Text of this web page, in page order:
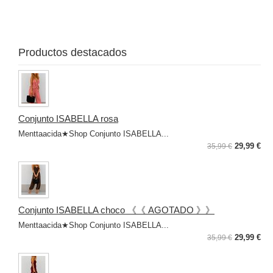
Productos destacados
Conjunto ISABELLA rosa
Menttaacida★Shop Conjunto ISABELLA...
35,99 € 29,99 €
Conjunto ISABELLA choco 《《 AGOTADO 》》
Menttaacida★Shop Conjunto ISABELLA...
35,99 € 29,99 €